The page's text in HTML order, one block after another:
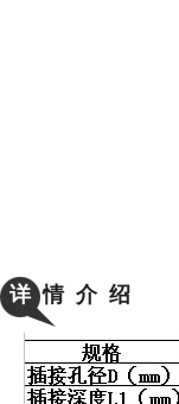
详情 介 绍